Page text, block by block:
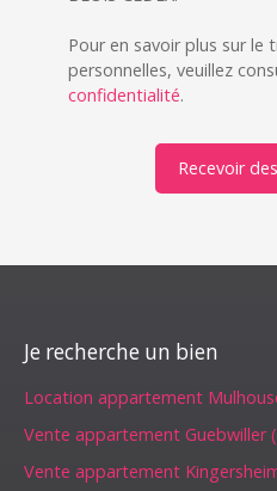
Pour en savoir plus sur
personnelles, veuillez
confidentialité.
Recevoir
Je recherche un bien
Location appartement
Vente appartement Guebwiller
Vente appartement